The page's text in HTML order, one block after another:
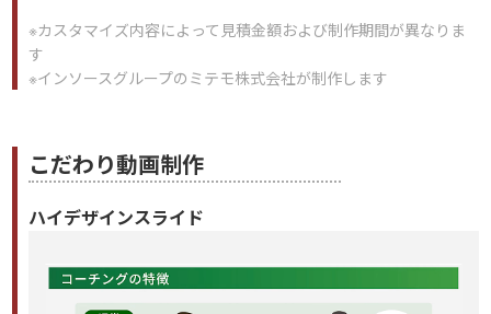
※カスタマイズ内容によって見積金額および制作期間が異なりま
す
※インソースグループのミテモ株式会社が制作します
こだわり動画制作
ハイデザインスライド